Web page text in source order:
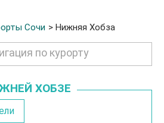
Сочи > Нижняя Хобза
по курорту
ХОБЗЕ